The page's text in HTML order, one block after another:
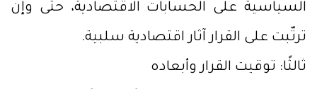
السياسية على الحسابات الاقتصادية، حتى وإن
ترتّبت على القرار آثار اقتصادية سلبية.
ثالثًا: توقيت القرار وأبعاده